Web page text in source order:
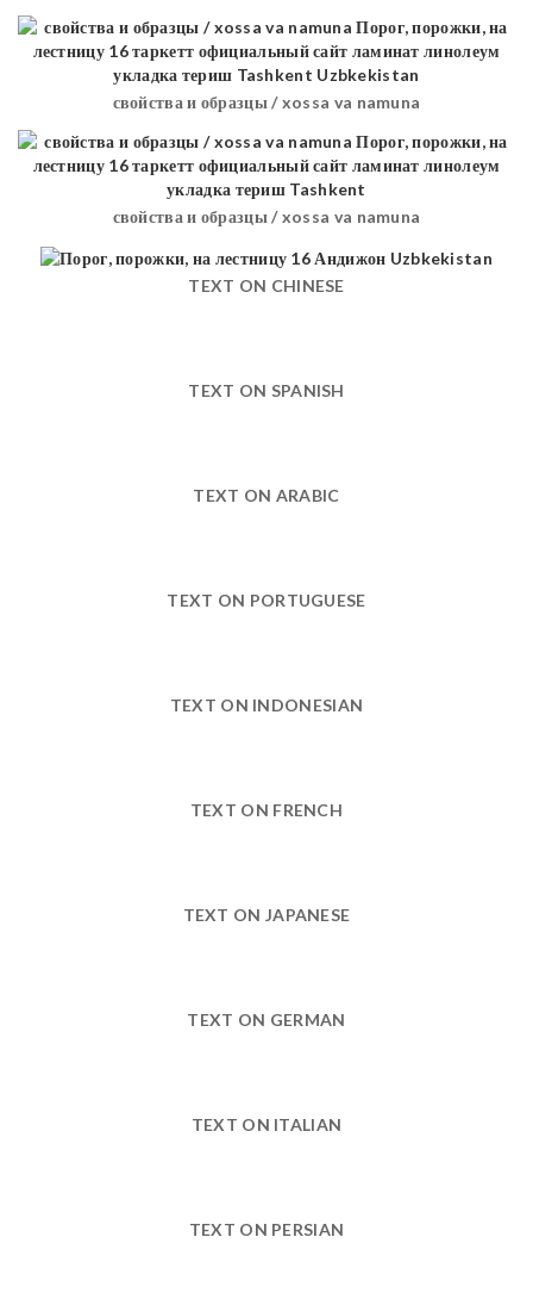
свойства и образцы / xossa va namuna
свойства и образцы / xossa va namuna
TEXT ON CHINESE
TEXT ON SPANISH
TEXT ON ARABIC
TEXT ON PORTUGUESE
TEXT ON INDONESIAN
TEXT ON FRENCH
TEXT ON JAPANESE
TEXT ON GERMAN
TEXT ON ITALIAN
TEXT ON PERSIAN